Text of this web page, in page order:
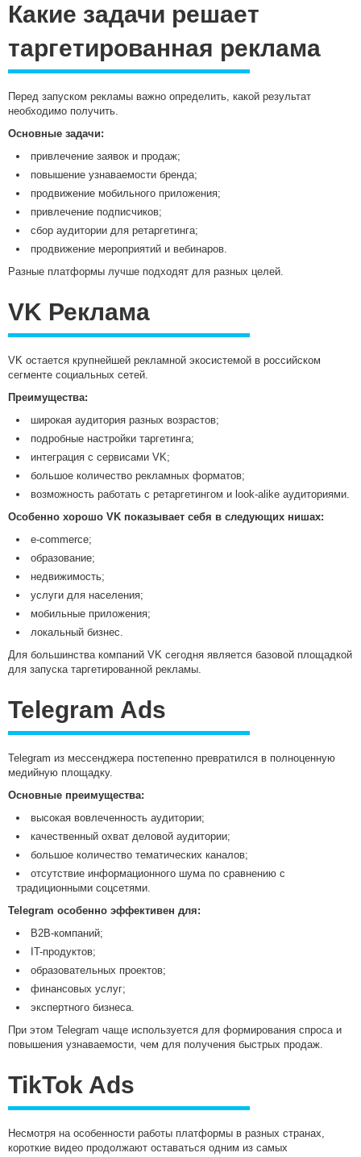
Какие задачи решает
таргетированная реклама
Перед запуском рекламы важно определить, какой результат
необходимо получить.
Основные задачи:
привлечение заявок и продаж;
повышение узнаваемости бренда;
продвижение мобильного приложения;
привлечение подписчиков;
сбор аудитории для ретаргетинга;
продвижение мероприятий и вебинаров.
Разные платформы лучше подходят для разных целей.
VK Реклама
VK остается крупнейшей рекламной экосистемой в российском
сегменте социальных сетей.
Преимущества:
широкая аудитория разных возрастов;
подробные настройки таргетинга;
интеграция с сервисами VK;
большое количество рекламных форматов;
возможность работать с ретаргетингом и look-alike аудиториями.
Особенно хорошо VK показывает себя в следующих нишах:
e-commerce;
образование;
недвижимость;
услуги для населения;
мобильные приложения;
локальный бизнес.
Для большинства компаний VK сегодня является базовой площадкой
для запуска таргетированной рекламы.
Telegram Ads
Telegram из мессенджера постепенно превратился в полноценную
медийную площадку.
Основные преимущества:
высокая вовлеченность аудитории;
качественный охват деловой аудитории;
большое количество тематических каналов;
отсутствие информационного шума по сравнению с
традиционными соцсетями.
Telegram особенно эффективен для:
B2B-компаний;
IT-продуктов;
образовательных проектов;
финансовых услуг;
экспертного бизнеса.
При этом Telegram чаще используется для формирования спроса и
повышения узнаваемости, чем для получения быстрых продаж.
TikTok Ads
Несмотря на особенности работы платформы в разных странах,
короткие видео продолжают оставаться одним из самых